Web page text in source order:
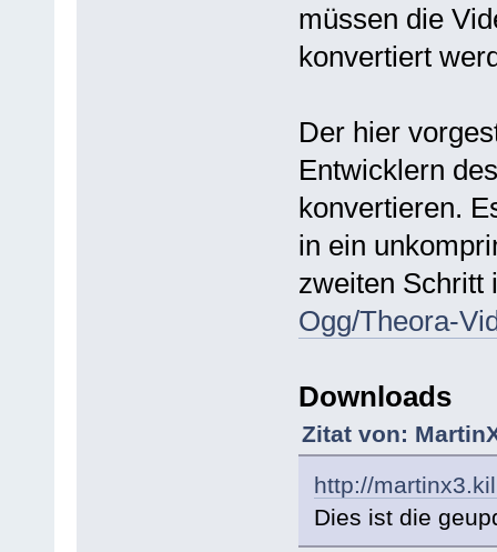
müssen die
konvertiert
Der hier
Entwicklern
konvertieren.
in ein
zweiten Schritt
Ogg/Theora-
Downloads
Zitat von:
http://
Dies ist die